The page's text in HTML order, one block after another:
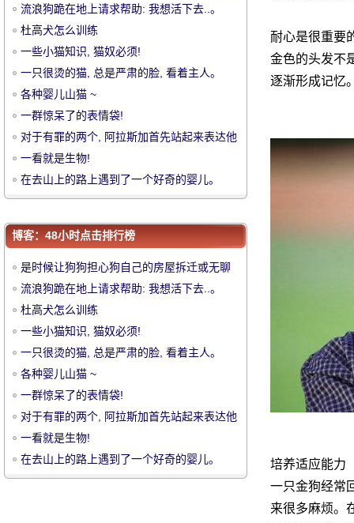
华
耐心是很重要
金色的头发不
逐渐形成记忆
培养适应能力
一只金狗经常
来很多麻烦。
一些小猫知识, 猫奴必须!
一只很烫的猫, 总是严肃的脸, 看着主人。
各种婴儿山猫 ~
一群惊呆了的表情袋!
对于有罪的两个, 阿拉斯加首先站起来表达他
的抗命!
一看就是生物!
在去山上的路上遇到了一个好奇的婴儿。
了。
流浪狗跪在地上请求帮助: 我想活下去..。
杜高犬怎么训练
一些小猫知识, 猫奴必须!
一只很烫的猫, 总是严肃的脸, 看着主人。
各种婴儿山猫 ~
一群惊呆了的表情袋!
对于有罪的两个, 阿拉斯加首先站起来表达他
的抗命!
一看就是生物!
在去山上的路上遇到了一个好奇的婴儿。
嘿！你好吗！看着我, 水貂怎么样了？
博客：48小时点击排行榜
是时候让狗狗担心狗自己的房屋拆迁或无聊
了。
流浪狗跪在地上请求帮助: 我想活下去..。
杜高犬怎么训练
一些小猫知识, 猫奴必须!
一只很烫的猫, 总是严肃的脸, 看着主人。
各种婴儿山猫 ~
一群惊呆了的表情袋!
对于有罪的两个, 阿拉斯加首先站起来表达他
的抗命!
一看就是生物!
在去山上的路上遇到了一个好奇的婴儿。
嘿！你好吗！看着我, 水貂怎么样了？